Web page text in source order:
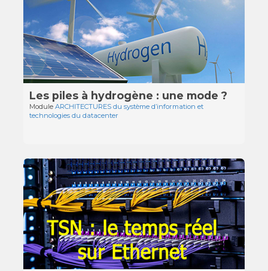
Les piles à hydrogène : une mode ?
ModuleARCHITECTURES du système d’information et
technologies du datacenter